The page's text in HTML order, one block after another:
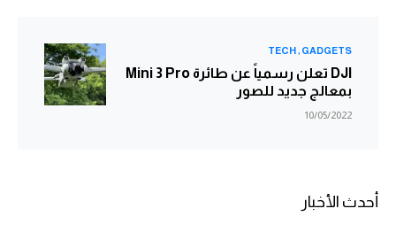
GADGETS
TECH
DJI تعلن رسمياً عن طائرة Mini 3 Pro
بمعالج جديد للصور
10/05/2022
أحدث الأخبار